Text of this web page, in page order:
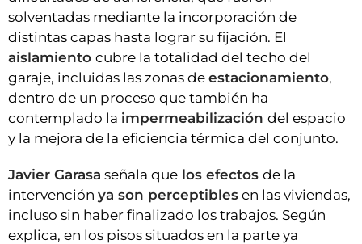
solventadas mediante la incorporación de
distintas capas hasta lograr su fijación. El
aislamiento cubre la totalidad del techo del
garaje, incluidas las zonas de estacionamiento,
dentro de un proceso que también ha
contemplado la impermeabilización del espacio
y la mejora de la eficiencia térmica del conjunto.
Javier Garasa señala que los efectos de la
intervención ya son perceptibles en las viviendas,
incluso sin haber finalizado los trabajos. Según
explica, en los pisos situados en la parte ya